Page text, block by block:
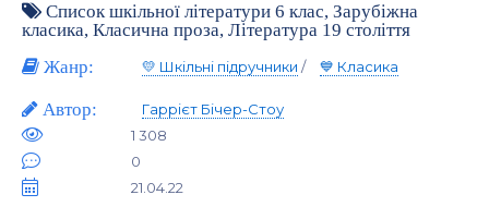
Список шкільної літератури 6 клас Зарубіжна
класика Класична проза
Література 19 століття
Жанр:
💛 Шкільні підручники / 💙 Класика
Автор:
Гаррієт Бічер-Стоу
1 308
0
21.04.22